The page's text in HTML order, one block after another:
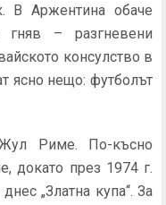
В Аржентина обаче
гняв – разгневени
консулство в
ясно нещо: футболът
Риме. По-късно
докато през 1974 г.
„Златна купа“. За